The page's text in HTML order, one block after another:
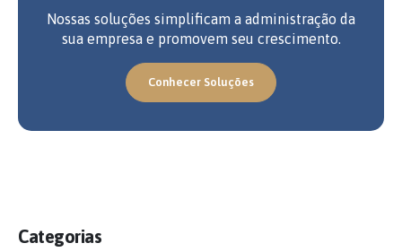
Nossas soluções simplificam a administração da
sua empresa e promovem seu crescimento.
Conhecer Soluções
Categorias